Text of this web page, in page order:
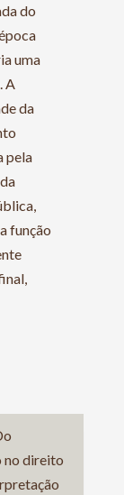
do
uma
A
da
pela
função
no direito